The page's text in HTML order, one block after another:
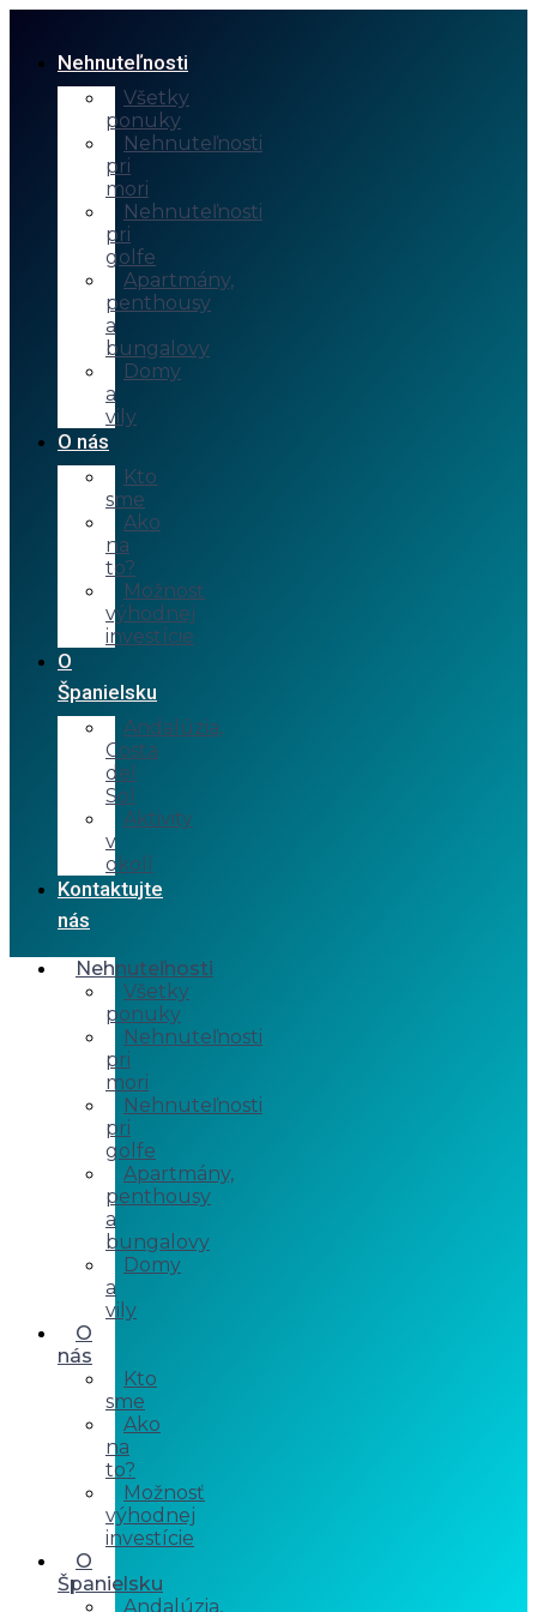
Nehnuteľnosti
Všetky
ponuky
Nehnuteľnosti
pri
mori
Nehnuteľnosti
pri
golfe
Apartmány,
penthousy
a
bungalovy
Domy
a
vily
O nás
Kto
sme
Ako
na
to?
Možnosť
výhodnej
investície
O
Španielsku
Andalúzia,
Costa
del
Sol
Aktivity
v
okolí
Kontaktujte
nás
Nehnuteľnosti
Všetky
ponuky
Nehnuteľnosti
pri
mori
Nehnuteľnosti
pri
golfe
Apartmány,
penthousy
a
bungalovy
Domy
a
vily
O
nás
Kto
sme
Ako
na
to?
Možnosť
výhodnej
investície
O
Španielsku
Andalúzia,